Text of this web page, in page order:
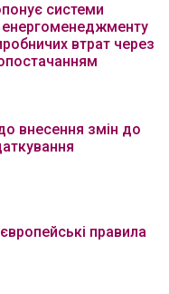
системи
енергоменеджменту
втрат через
внесення змін до
правила